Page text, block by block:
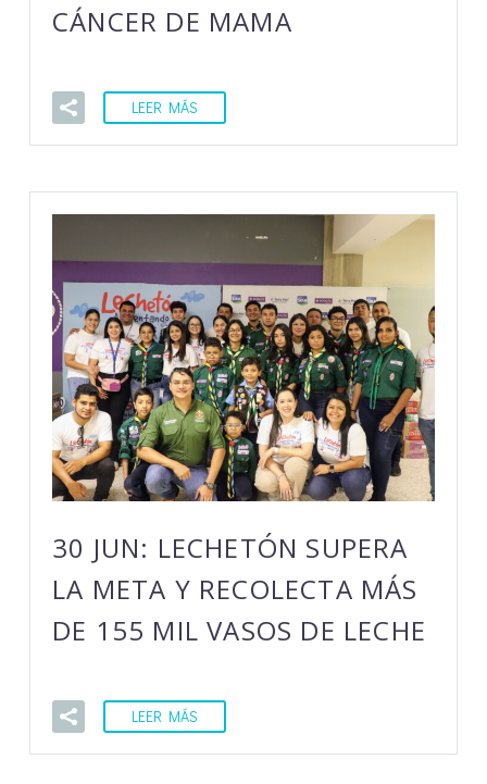
CÁNCER DE MAMA
LEER MÁS
30 JUN: LECHETÓN SUPERA
LA META Y RECOLECTA MÁS
DE 155 MIL VASOS DE LECHE
LEER MÁS